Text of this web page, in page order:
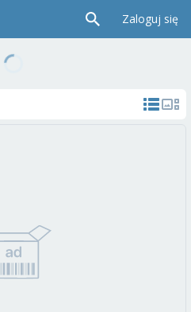
Zaloguj się